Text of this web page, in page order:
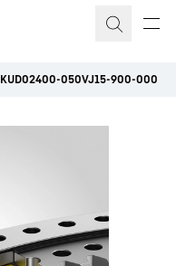
KUD02400-050VJ15-900-000